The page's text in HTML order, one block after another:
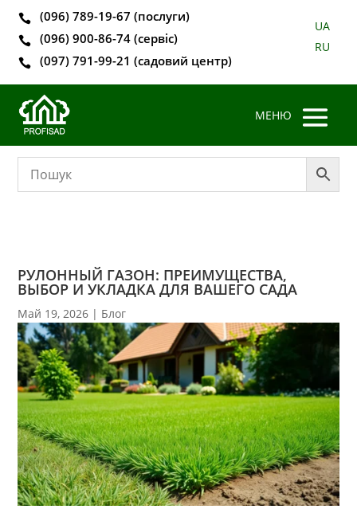
 (096) 789-19-67 (послуги)
 (096) 900-86-74 (сервіс)
 (097) 791-99-21 (садовий центр)
UA
RU
РУЛОННЫЙ ГАЗОН: ПРЕИМУЩЕСТВА,
ВЫБОР И УКЛАДКА ДЛЯ ВАШЕГО САДА
Май 19, 2026 | Блог